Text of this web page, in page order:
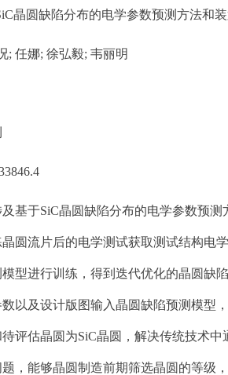
晶圆缺陷分布的电学参数预测方法和
; 任娜; 徐弘毅; 韦丽明
基于SiC晶圆缺陷分布的电学参数预
圆流片后的电学测试获取测试结构电
型进行训练，得到迭代优化的晶圆缺
以及设计版图输入晶圆缺陷预测模型
评估晶圆为SiC晶圆，解决传统技术中
，能够晶圆制造前期筛选晶圆的等级